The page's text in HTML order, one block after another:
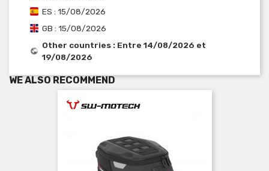
ES : 15/08/2026
GB : 15/08/2026
Other countries : Entre 14/08/2026 et
19/08/2026
WE ALSO RECOMMEND